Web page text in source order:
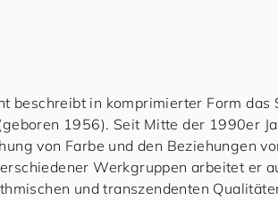
beschreibt in komprimierter Form das
1956). Seit Mitte der 1990er
von Farbe und den Beziehungen
Werkgruppen arbeitet er
und transzendenten